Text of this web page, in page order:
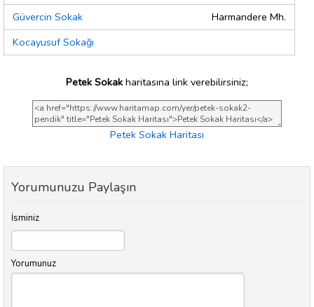
Güvercin Sokak
Harmandere Mh.
Kocayusuf Sokağı
Petek Sokak haritasına link verebilirsiniz;
Petek Sokak Haritası
Yorumunuzu Paylaşın
İsminiz
Yorumunuz